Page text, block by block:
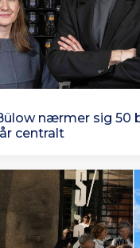
nærmer sig 50
centralt